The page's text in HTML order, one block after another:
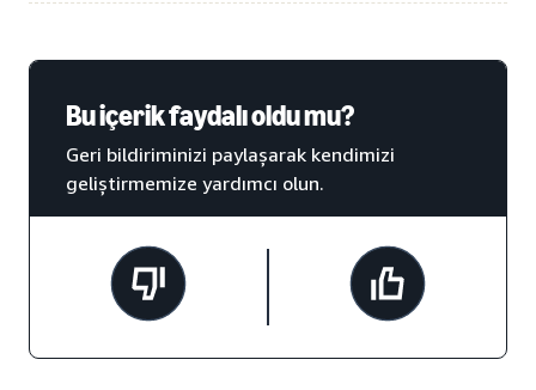
Bu içerik faydalı oldu mu?
Geri bildiriminizi paylaşarak kendimizi
geliştirmemize yardımcı olun.